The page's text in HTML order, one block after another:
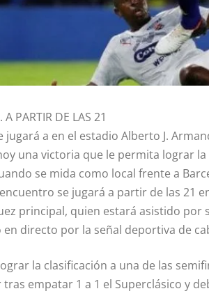
A PARTIR DE LAS 21
jugará a en el estadio Alberto J.
una victoria que le permita lograr
se mida como local frente a
se jugará a partir de las 21
principal, quien estará asistido por
directo por la señal deportiva de
la clasificación a una de las
tras empatar 1 a 1 el Superclásico y